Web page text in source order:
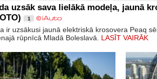
uzsāk sava lielākā modeļa, jaunā
1
ir uzsākusi jaunā elektriskā krosovera Peaq
rūpnīcā Mladā Boleslavā. LASĪT VAIRĀK